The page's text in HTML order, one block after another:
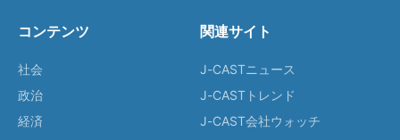
コンテンツ
社会
政治
経済
関連サイト
J-CASTニュース
J-CASTトレンド
J-CAST会社ウォッチ